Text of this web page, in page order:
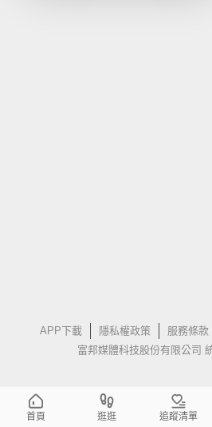
APP下載 隱私權政策 服務條款
富邦媒體科技股份有限公司
首頁 逛逛 追蹤清單